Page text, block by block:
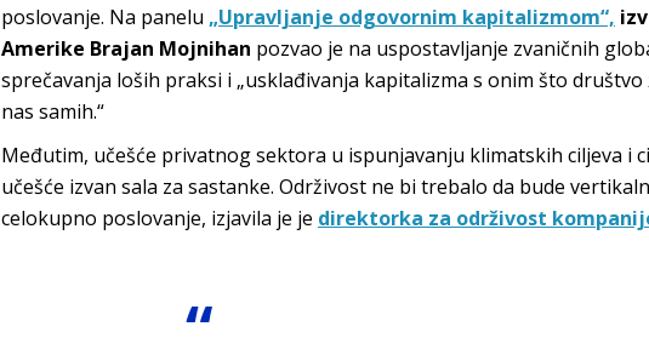
poslovanje. Na panelu „Upravljanje odgovornim kapitalizmom“,
Amerike Brajan Mojnihan pozvao je na uspostavljanje zvaničnih
sprečavanja loših praksi i „usklađivanja kapitalizma s onim što
nas samih.“
Međutim, učešće privatnog sektora u ispunjavanju klimatskih ciljeva i
učešće izvan sala za sastanke. Održivost ne bi trebalo da bude
celokupno poslovanje, izjavila je je direktorka za održivost